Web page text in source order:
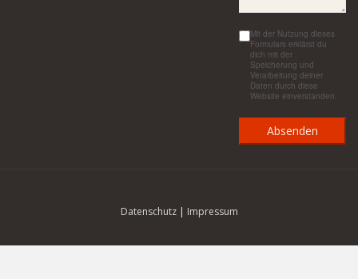
Mit der Nutzung dieses
Formulars erklärst du
dich mit der
Speicherung und
Verarbeitung deiner
Daten durch diese
Website einverstanden.
Datenschutz| Impressum